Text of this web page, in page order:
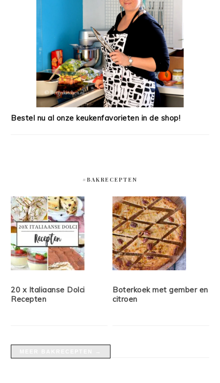
Bestel nu al onze keukenfavorieten in de shop!
#BAKRECEPTEN
20 x Italiaanse Dolci
Recepten
Boterkoek met gember en
citroen